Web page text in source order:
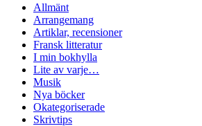
Allmänt
Arrangemang
Artiklar, recensioner
Fransk litteratur
I min bokhylla
Lite av varje…
Musik
Nya böcker
Okategoriserade
Skrivtips